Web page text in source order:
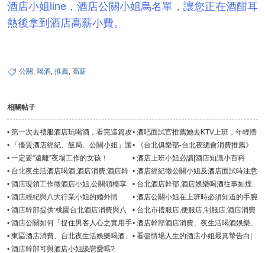
酒店小姐line，酒店公關小姐烏名單，讓您正在酒酣耳
熱後拿到酒店高薪小費。
公關, 喝酒, 推薦, 高薪
相關帖子
• 第一次去禮服酒店玩喝酒，看完這篇攻
略就足够了
• 酒吧面試官推薦她去KTV上班，年輕懵
懂的她答應了
•
「優質酒店經紀、飯局、公關小姐」讓
男人根本招架不住的征服招數!
•
《台北俱樂部-台北夜總會消費推薦》
酒店經紀收入?
• 一定要“遠離”夜場工作的女孩！ • 酒店上班小姐必讀|酒店知識小百科
• 台北夜生活酒店喝酒,酒店消費,酒店幹
部副總-綺美娛樂
• 酒店經紀徵公關小姐及酒店面試時注意
事項
• 酒店現領工作徵酒店小姐,公關領檯享
業界高薪資
• 台北酒店幹部,酒店娛樂喝酒往事如煙
塵緣似露
• 酒店經紀與八大行業小姐的婚外情 • 酒店公關小姐在上班時必須知道的手腕
技巧
• 酒店幹部提供:桃園台北酒店消費與八
大夜生活喝酒娛樂推薦
• 台北市禮服店,便服店,制服店,酒店消費
喝酒請指名酒店幹部
• 酒店公關如何「捉住男客人心之實用手
婉」搞好男女關係
• 酒店幹部酒店消費、夜生活喝酒娛樂、
假日酒店兼職日領
• 東區酒店消費、台北夜生活娛樂喝酒、
林森北路酒店幹部
• 看盡情場人生的酒店小姐最真摯告白|
• 酒店幹部可與酒店小姐談戀愛嗎?